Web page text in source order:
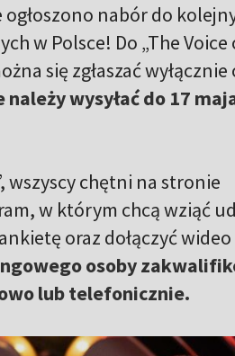
nabór do
w Polsce! Do „The Voice
się zgłaszać
należy wysyłać do 17
wszyscy chętni na stronie
w którym chcą wziąć
oraz dołączyć
osoby
lub telefonicznie.